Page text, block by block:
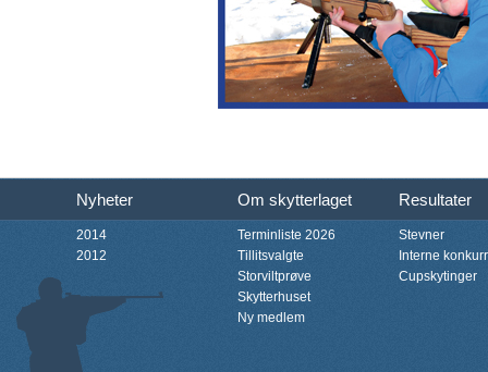
Nyheter Om skytterlaget Resultater
2014
2012
Terminliste 2026
Tillitsvalgte
Storviltprøve
Skytterhuset
Ny medlem
Stevner
Interne
Cupskytinger